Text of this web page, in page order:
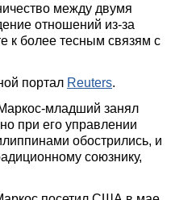
между двумя
отношений из-за
к более тесным связям с
портал Reuters.
младший занял
при его управлении
обострились, и
союзнику,